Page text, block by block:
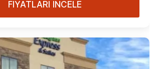
FİYATLARI İNCELE